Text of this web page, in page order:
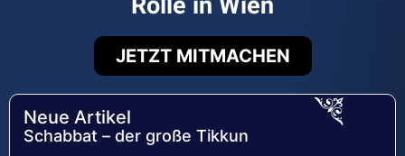
JETZT MITMACHEN
Neue Artikel
Schabbat – der große Tikkun